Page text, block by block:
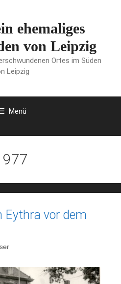
ehemaliges
von Leipzig
Ortes im Süden
Leipzig
Menü
Eythra vor dem